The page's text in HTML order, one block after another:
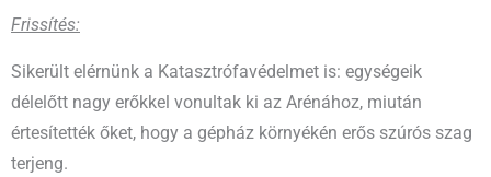
Frissítés:
Sikerült elérnünk a Katasztrófavédelmet is: egységeik
délelőtt nagy erőkkel vonultak ki az Arénához, miután
értesítették őket, hogy a gépház környékén erős szúrós szag
terjeng.